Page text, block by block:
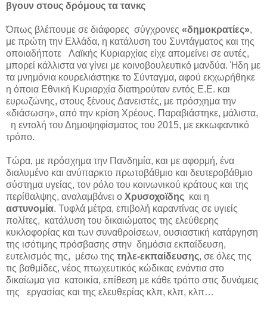
βγουν στους δρόμους τα τανκς
Όπως βλέπουμε σε διάφορες σύγχρονες «δημοκρατίες»,
με πρώτη την Ελλάδα, η κατάλυση του Συντάγματος και της
οποιαδήποτε Λαϊκής Κυριαρχίας είχε απομείνει σε αυτές,
μπορεί κάλλιστα να γίνει με κοινοβουλευτικό μανδύα. Ήδη με
τα μνημόνια κουρελιάστηκε το Σύνταγμα, αφού εκχωρήθηκε
η όποια Εθνική Κυριαρχία διατηρούταν εντός Ε.Ε. και
ευρωζώνης, στους ξένους Δανειστές, με πρόσχημα την
«διάσωση», από την κρίση Χρέους. Παραβιάστηκε, μάλιστα,
η εντολή του Δημοψηφίσματος του 2015, με εκκωφαντικό
τρόπο.
Τώρα, με πρόσχημα την Πανδημία, και με αφορμή, ένα
διαλυμένο και ανύπαρκτο πρωτοβάθμιο και δευτεροβάθμιο
σύστημα υγείας, τον ρόλο του κοινωνικού κράτους και της
περίθαλψης, αναλαμβάνει ο Χρυσοχοϊδης και η
αστυνομία. Τυφλά μέτρα, επιβολή καραντίνας σε υγιείς
πολίτες, κατάλυση του δικαιώματος της ελεύθερης
κυκλοφορίας και των συναθροίσεων, ουσιαστική κατάργηση
της ισότιμης πρόσβασης στην δημόσια εκπαίδευση,
ευτελισμός της, μέσω της τηλε-εκπαίδευσης, σε όλες της
τις βαθμίδες, νέος πτωχευτικός κώδικας ενάντια στο
δικαίωμα για κατοικία, επίθεση με κάθε τρόπο στις δυνάμεις
της εργασίας και της ελευθερίας κλπ, κλπ, κλπ…